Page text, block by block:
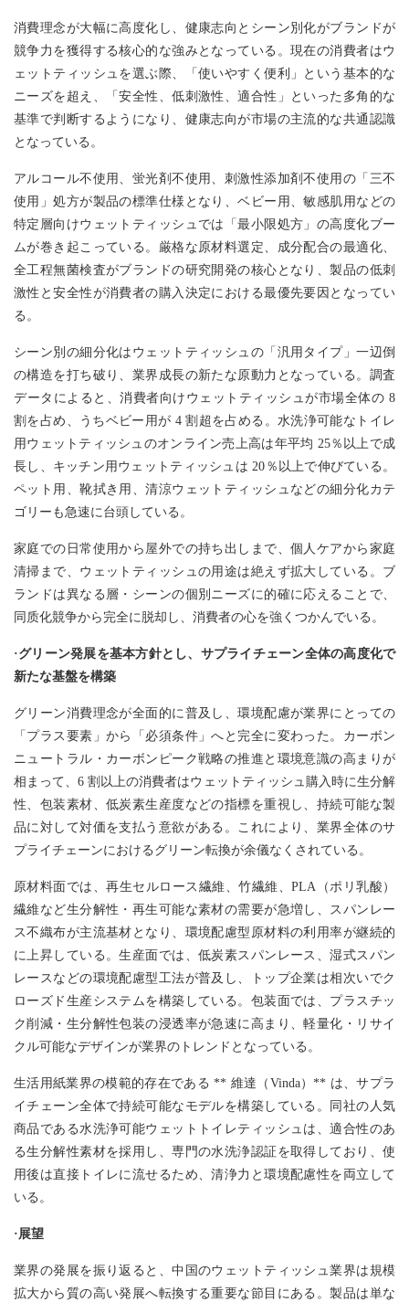
消費理念が大幅に高度化し、健康志向とシーン別化がブランドが
競争力を獲得する核心的な強みとなっている。現在の消費者はウ
ェットティッシュを選ぶ際、「使いやすく便利」という基本的な
ニーズを超え、「安全性、低刺激性、適合性」といった多角的な
基準で判断するようになり、健康志向が市場の主流的な共通認識
となっている。
アルコール不使用、蛍光剤不使用、刺激性添加剤不使用の「三不
使用」処方が製品の標準仕様となり、ベビー用、敏感肌用などの
特定層向けウェットティッシュでは「最小限処方」の高度化ブー
ムが巻き起こっている。厳格な原材料選定、成分配合の最適化、
全工程無菌検査がブランドの研究開発の核心となり、製品の低刺
激性と安全性が消費者の購入決定における最優先要因となってい
る。
シーン別の細分化はウェットティッシュの「汎用タイプ」一辺倒
の構造を打ち破り、業界成長の新たな原動力となっている。調査
データによると、消費者向けウェットティッシュが市場全体の 8
割を占め、うちベビー用が 4 割超を占める。水洗浄可能なトイレ
用ウェットティッシュのオンライン売上高は年平均 25％以上で成
長し、キッチン用ウェットティッシュは 20％以上で伸びている。
ペット用、靴拭き用、清涼ウェットティッシュなどの細分化カテ
ゴリーも急速に台頭している。
家庭での日常使用から屋外での持ち出しまで、個人ケアから家庭
清掃まで、ウェットティッシュの用途は絶えず拡大している。ブ
ランドは異なる層・シーンの個別ニーズに的確に応えることで、
同质化競争から完全に脱却し、消費者の心を強くつかんでいる。
·グリーン発展を基本方針とし、サプライチェーン全体の高度化で
新たな基盤を構築
グリーン消費理念が全面的に普及し、環境配慮が業界にとっての
「プラス要素」から「必須条件」へと完全に変わった。カーボン
ニュートラル・カーボンピーク戦略の推進と環境意識の高まりが
相まって、6 割以上の消費者はウェットティッシュ購入時に生分解
性、包装素材、低炭素生産度などの指標を重視し、持続可能な製
品に対して対価を支払う意欲がある。これにより、業界全体のサ
プライチェーンにおけるグリーン転換が余儀なくされている。
原材料面では、再生セルロース繊維、竹繊維、PLA（ポリ乳酸）
繊維など生分解性・再生可能な素材の需要が急増し、スパンレー
ス不織布が主流基材となり、環境配慮型原材料の利用率が継続的
に上昇している。生産面では、低炭素スパンレース、湿式スパン
レースなどの環境配慮型工法が普及し、トップ企業は相次いでク
ローズド生産システムを構築している。包装面では、プラスチッ
ク削減・生分解性包装の浸透率が急速に高まり、軽量化・リサイ
クル可能なデザインが業界のトレンドとなっている。
生活用紙業界の模範的存在である ** 維達（Vinda）** は、サプラ
イチェーン全体で持続可能なモデルを構築している。同社の人気
商品である水洗浄可能ウェットトイレティッシュは、適合性のあ
る生分解性素材を採用し、専門の水洗浄認証を取得しており、使
用後は直接トイレに流せるため、清浄力と環境配慮性を両立して
いる。
·展望
業界の発展を振り返ると、中国のウェットティッシュ業界は規模
拡大から質の高い発展へ転換する重要な節目にある。製品は単な